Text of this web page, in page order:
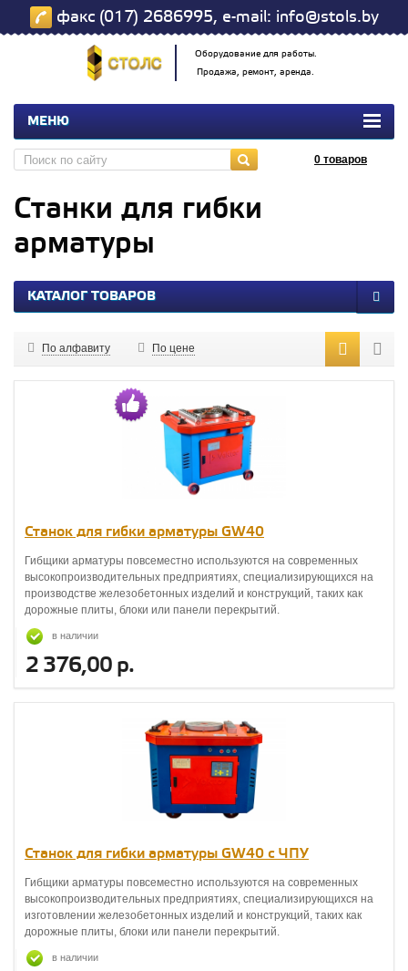
факс (017) 2686995, e-mail: info@stols.by
Оборудование для работы.
Продажа, ремонт, аренда.
МЕНЮ
0 товаров
Станки для гибки
арматуры
КАТАЛОГ ТОВАРОВ
По алфавиту По цене
Станок для гибки арматуры GW40
Гибщики арматуры повсеместно используются на современных
высокопроизводительных предприятиях, специализирующихся на
производстве железобетонных изделий и конструкций, таких как
дорожные плиты, блоки или панели перекрытий.
в наличии
2 376,00 р.
Станок для гибки арматуры GW40 с ЧПУ
Гибщики арматуры повсеместно используются на современных
высокопроизводительных предприятиях, специализирующихся на
изготовлении железобетонных изделий и конструкций, таких как
дорожные плиты, блоки или панели перекрытий.
в наличии